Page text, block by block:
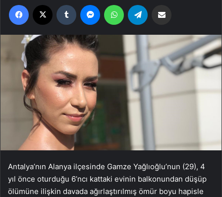
Facebook Tumblr MessengerWhatsApp
Antalya’nın Alanya ilçesinde Gamze Yağlıoğlu’nun (29), 4
yıl önce oturduğu 6’ncı kattaki evinin balkonundan düşüp
ölümüne ilişkin davada ağırlaştırılmış ömür boyu hapisle